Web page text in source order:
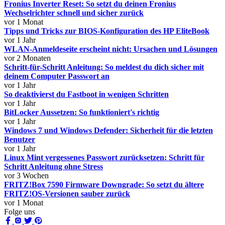
Fronius Inverter Reset: So setzt du deinen Fronius
Wechselrichter schnell und sicher zurück
vor 1 Monat
Tipps und Tricks zur BIOS-Konfiguration des HP EliteBook
vor 1 Jahr
WLAN-Anmeldeseite erscheint nicht: Ursachen und Lösungen
vor 2 Monaten
Schritt-für-Schritt Anleitung: So meldest du dich sicher mit
deinem Computer Passwort an
vor 1 Jahr
So deaktivierst du Fastboot in wenigen Schritten
vor 1 Jahr
BitLocker Aussetzen: So funktioniert's richtig
vor 1 Jahr
Windows 7 und Windows Defender: Sicherheit für die letzten
Benutzer
vor 1 Jahr
Linux Mint vergessenes Passwort zurücksetzen: Schritt für
Schritt Anleitung ohne Stress
vor 3 Wochen
FRITZ!Box 7590 Firmware Downgrade: So setzt du ältere
FRITZ!OS-Versionen sauber zurück
vor 1 Monat
Folge uns